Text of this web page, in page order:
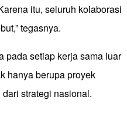
itu, seluruh kolaborasi
tegasnya.
pada setiap kerja sama luar
hanya berupa proyek
strategi nasional.